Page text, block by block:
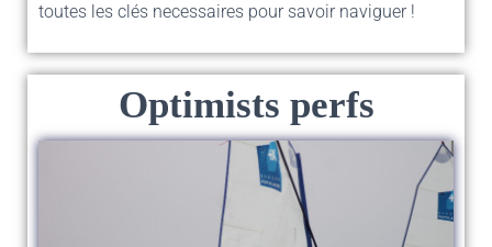
toutes les clés necessaires pour savoir naviguer !
Optimists perfs